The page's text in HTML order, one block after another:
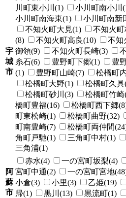
宇
城
市
川町東小川(1)
小川町南小川
小川町南海東(1)
小川町南新
不知火町大見(1)
不知火町
(8)
不知火町高良(10) 不知
御領(9)
不知火町長崎(3)
糸石(6)
豊野町下郷(1) 豊
(1)
豊野町山崎(7) 松橋町
松橋町大野(1)
松橋町久具
松橋町砂川(3)
松橋町竹崎
橋町豊福(16)
松橋町西下郷
町東松崎(1)
松橋町曲野(32)
町南豊崎(7)
松橋町両仲間
角町戸馳(1)
三角町中村(1)
三角浦(1)
阿
蘇
市
赤水(4) 一の宮町坂梨(4)
宮町中通(2)
一の宮町宮地
小倉(3)
小里(3) 乙姫(19)
帰(1)
黒川(13) 黒流町(1)